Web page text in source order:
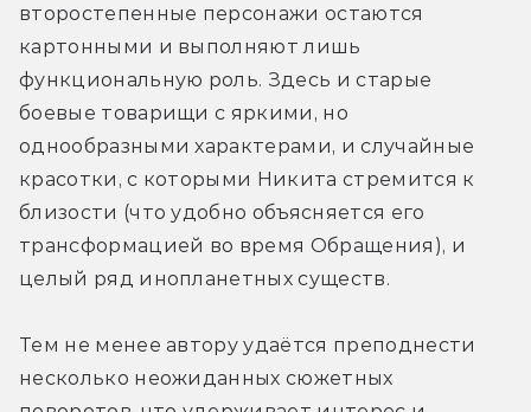
второстепенные персонажи остаются
картонными и выполняют лишь
функциональную роль. Здесь и старые
боевые товарищи с яркими, но
однообразными характерами, и случайные
красотки, с которыми Никита стремится к
близости (что удобно объясняется его
трансформацией во время Обращения), и
целый ряд инопланетных существ.
Тем не менее автору удаётся преподнести
несколько неожиданных сюжетных